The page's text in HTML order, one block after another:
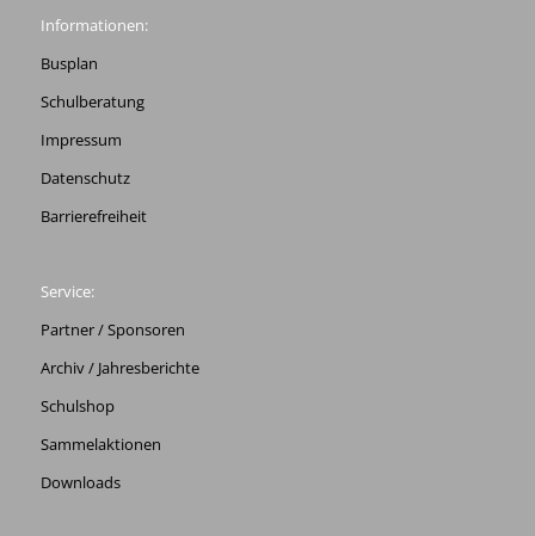
Informationen:
Busplan
Schulberatung
Impressum
Datenschutz
Barrierefreiheit
Service:
Partner / Sponsoren
Archiv / Jahresberichte
Schulshop
Sammelaktionen
Downloads